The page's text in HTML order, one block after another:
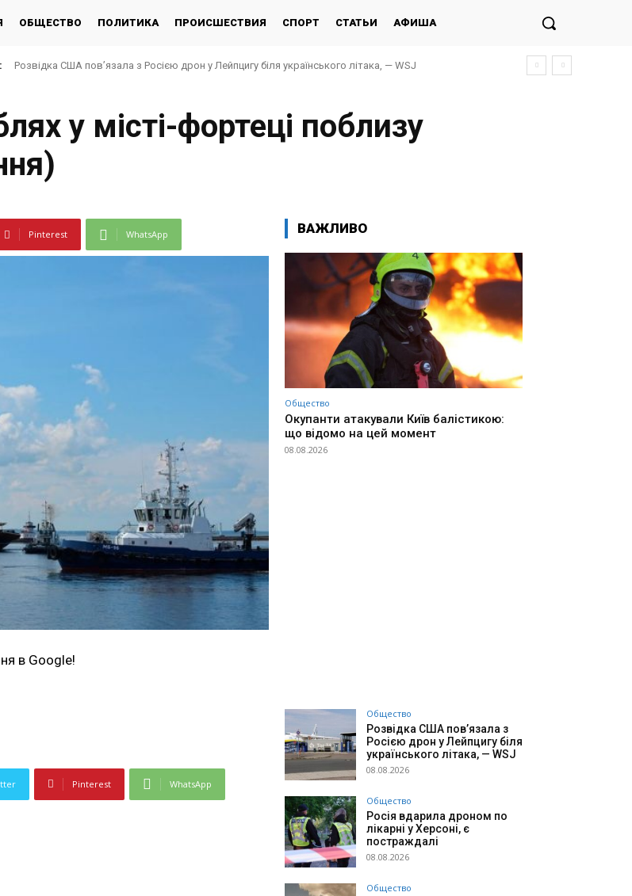
ОБЩЕСТВО ПОЛИТИКА ПРОИСШЕСТВИЯ СПОРТ СТАТЬИ АФИША
Розвідка США пов’язала з Росією дрон у Лейпцигу біля українського літака, — WSJ
у місті-фортеці поблизу
Pinterest WhatsApp
в Google!
Pinterest WhatsApp
ВАЖЛИВО
Общество
Окупанти атакували Київ балістикою:
що відомо на цей момент
08.08.2026
Общество
Розвідка США пов’язала з
Росією дрон у Лейпцигу біля
українського літака, — WSJ
08.08.2026
Общество
Росія вдарила дроном по
лікарні у Херсоні, є
постраждалі
08.08.2026
Общество